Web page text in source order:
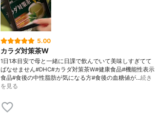
5.00
カラダ対策茶W
1日1本目安で母と一緒に日課で飲んでいて美味しすぎてて
ばなせません#DHC#カラダ対策茶W#健康食品#機能性表示
食品#食後の中性脂肪が気になる方#食後の血糖値が…続き
を見る